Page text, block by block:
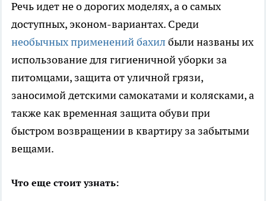
Речь идет не о дорогих моделях, а о самых
доступных, эконом-вариантах. Среди
необычных применений бахил были названы их
использование для гигиеничной уборки за
питомцами, защита от уличной грязи,
заносимой детскими самокатами и колясками, а
также как временная защита обуви при
быстром возвращении в квартиру за забытыми
вещами.
Что еще стоит узнать: